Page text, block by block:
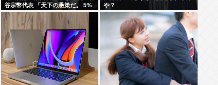
谷宗幣代表 「天下の愚策だ。 5%
くらいの一律減税でないと経済の
後押しにならない」
や？